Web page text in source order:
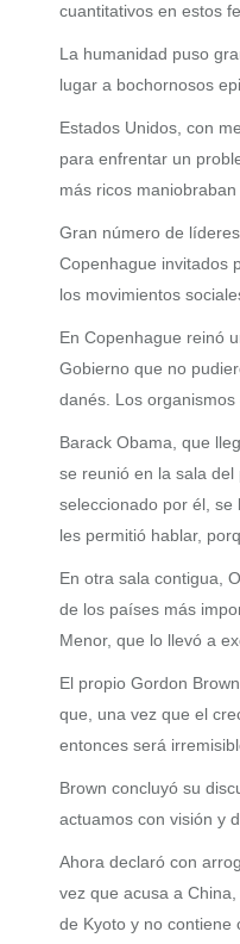
cuantitativos en estos
La humanidad puso
lugar a bochornosos
Estados Unidos, con
para enfrentar un
más ricos
Gran número de
Copenhague invitados
los movimientos
En Copenhague reinó
Gobierno que no
danés. Los
Barack Obama, que
se reunió en la sala
seleccionado por él, se
les permitió hablar,
En otra sala contigua,
de los países más
Menor, que lo llevó a
El propio Gordon
que, una vez que el
entonces será
Brown concluyó su
actuamos con visión y
Ahora declaró con
vez que acusa a
de Kyoto y no contiene